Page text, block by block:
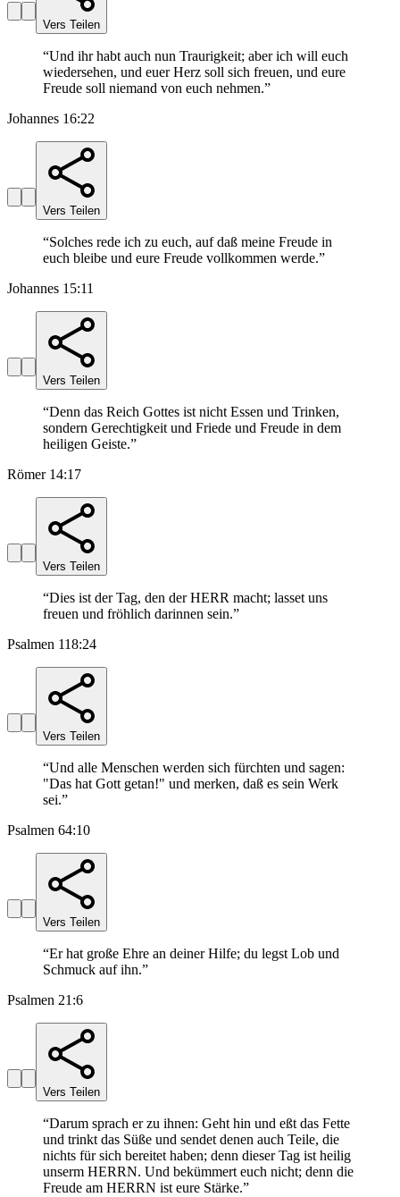
Vers Teilen
“Und ihr habt auch nun Traurigkeit; aber ich will euch
wiedersehen, und euer Herz soll sich freuen, und eure
Freude soll niemand von euch nehmen.”
Johannes 16:22
Vers Teilen
“Solches rede ich zu euch, auf daß meine Freude in
euch bleibe und eure Freude vollkommen werde.”
Johannes 15:11
Vers Teilen
“Denn das Reich Gottes ist nicht Essen und Trinken,
sondern Gerechtigkeit und Friede und Freude in dem
heiligen Geiste.”
Römer 14:17
Vers Teilen
“Dies ist der Tag, den der HERR macht; lasset uns
freuen und fröhlich darinnen sein.”
Psalmen 118:24
Vers Teilen
“Und alle Menschen werden sich fürchten und sagen:
"Das hat Gott getan!" und merken, daß es sein Werk
sei.”
Psalmen 64:10
Vers Teilen
“Er hat große Ehre an deiner Hilfe; du legst Lob und
Schmuck auf ihn.”
Psalmen 21:6
Vers Teilen
“Darum sprach er zu ihnen: Geht hin und eßt das Fette
und trinkt das Süße und sendet denen auch Teile, die
nichts für sich bereitet haben; denn dieser Tag ist heilig
unserm HERRN. Und bekümmert euch nicht; denn die
Freude am HERRN ist eure Stärke.”